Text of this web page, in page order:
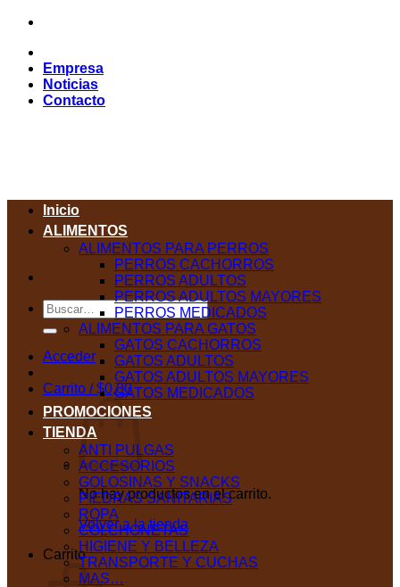
Saltar
contenido
Empresa
Noticias
Contacto
Buscar
por:
Acceder
Carrito /$0,00
No hay productos en el carrito.
Volver a la tienda
Carrito
Inicio
ALIMENTOS
ALIMENTOS PARA PERROS
PERROS CACHORROS
PERROS ADULTOS
PERROS ADULTOS MAYORES
PERROS MEDICADOS
ALIMENTOS PARA GATOS
GATOS CACHORROS
GATOS ADULTOS
GATOS ADULTOS MAYORES
GATOS MEDICADOS
PROMOCIONES
TIENDA
ANTI PULGAS
ACCESORIOS
GOLOSINAS Y SNACKS
PIEDRAS SANITARIAS
ROPA
COLCHONETAS
HIGIENE Y BELLEZA
TRANSPORTE Y CUCHAS
MAS…